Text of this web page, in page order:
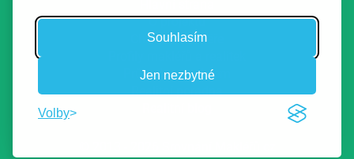
Souhlasím
Jen nezbytné
Volby
O projektu
Chci top makléře
Průvodce prodejem
Realitní poradna